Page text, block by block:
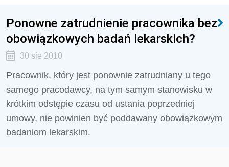
Ponowne zatrudnienie pracownika bez
obowiązkowych badań lekarskich?
30 sie 2010
Pracownik, który jest ponownie zatrudniany u tego
samego pracodawcy, na tym samym stanowisku w
krótkim odstępie czasu od ustania poprzedniej
umowy, nie powinien być poddawany obowiązkowym
badaniom lekarskim.